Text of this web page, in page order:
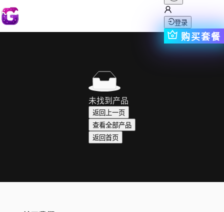
登录
购买套餐
未找到产品
返回上一页
查看全部产品
返回首页